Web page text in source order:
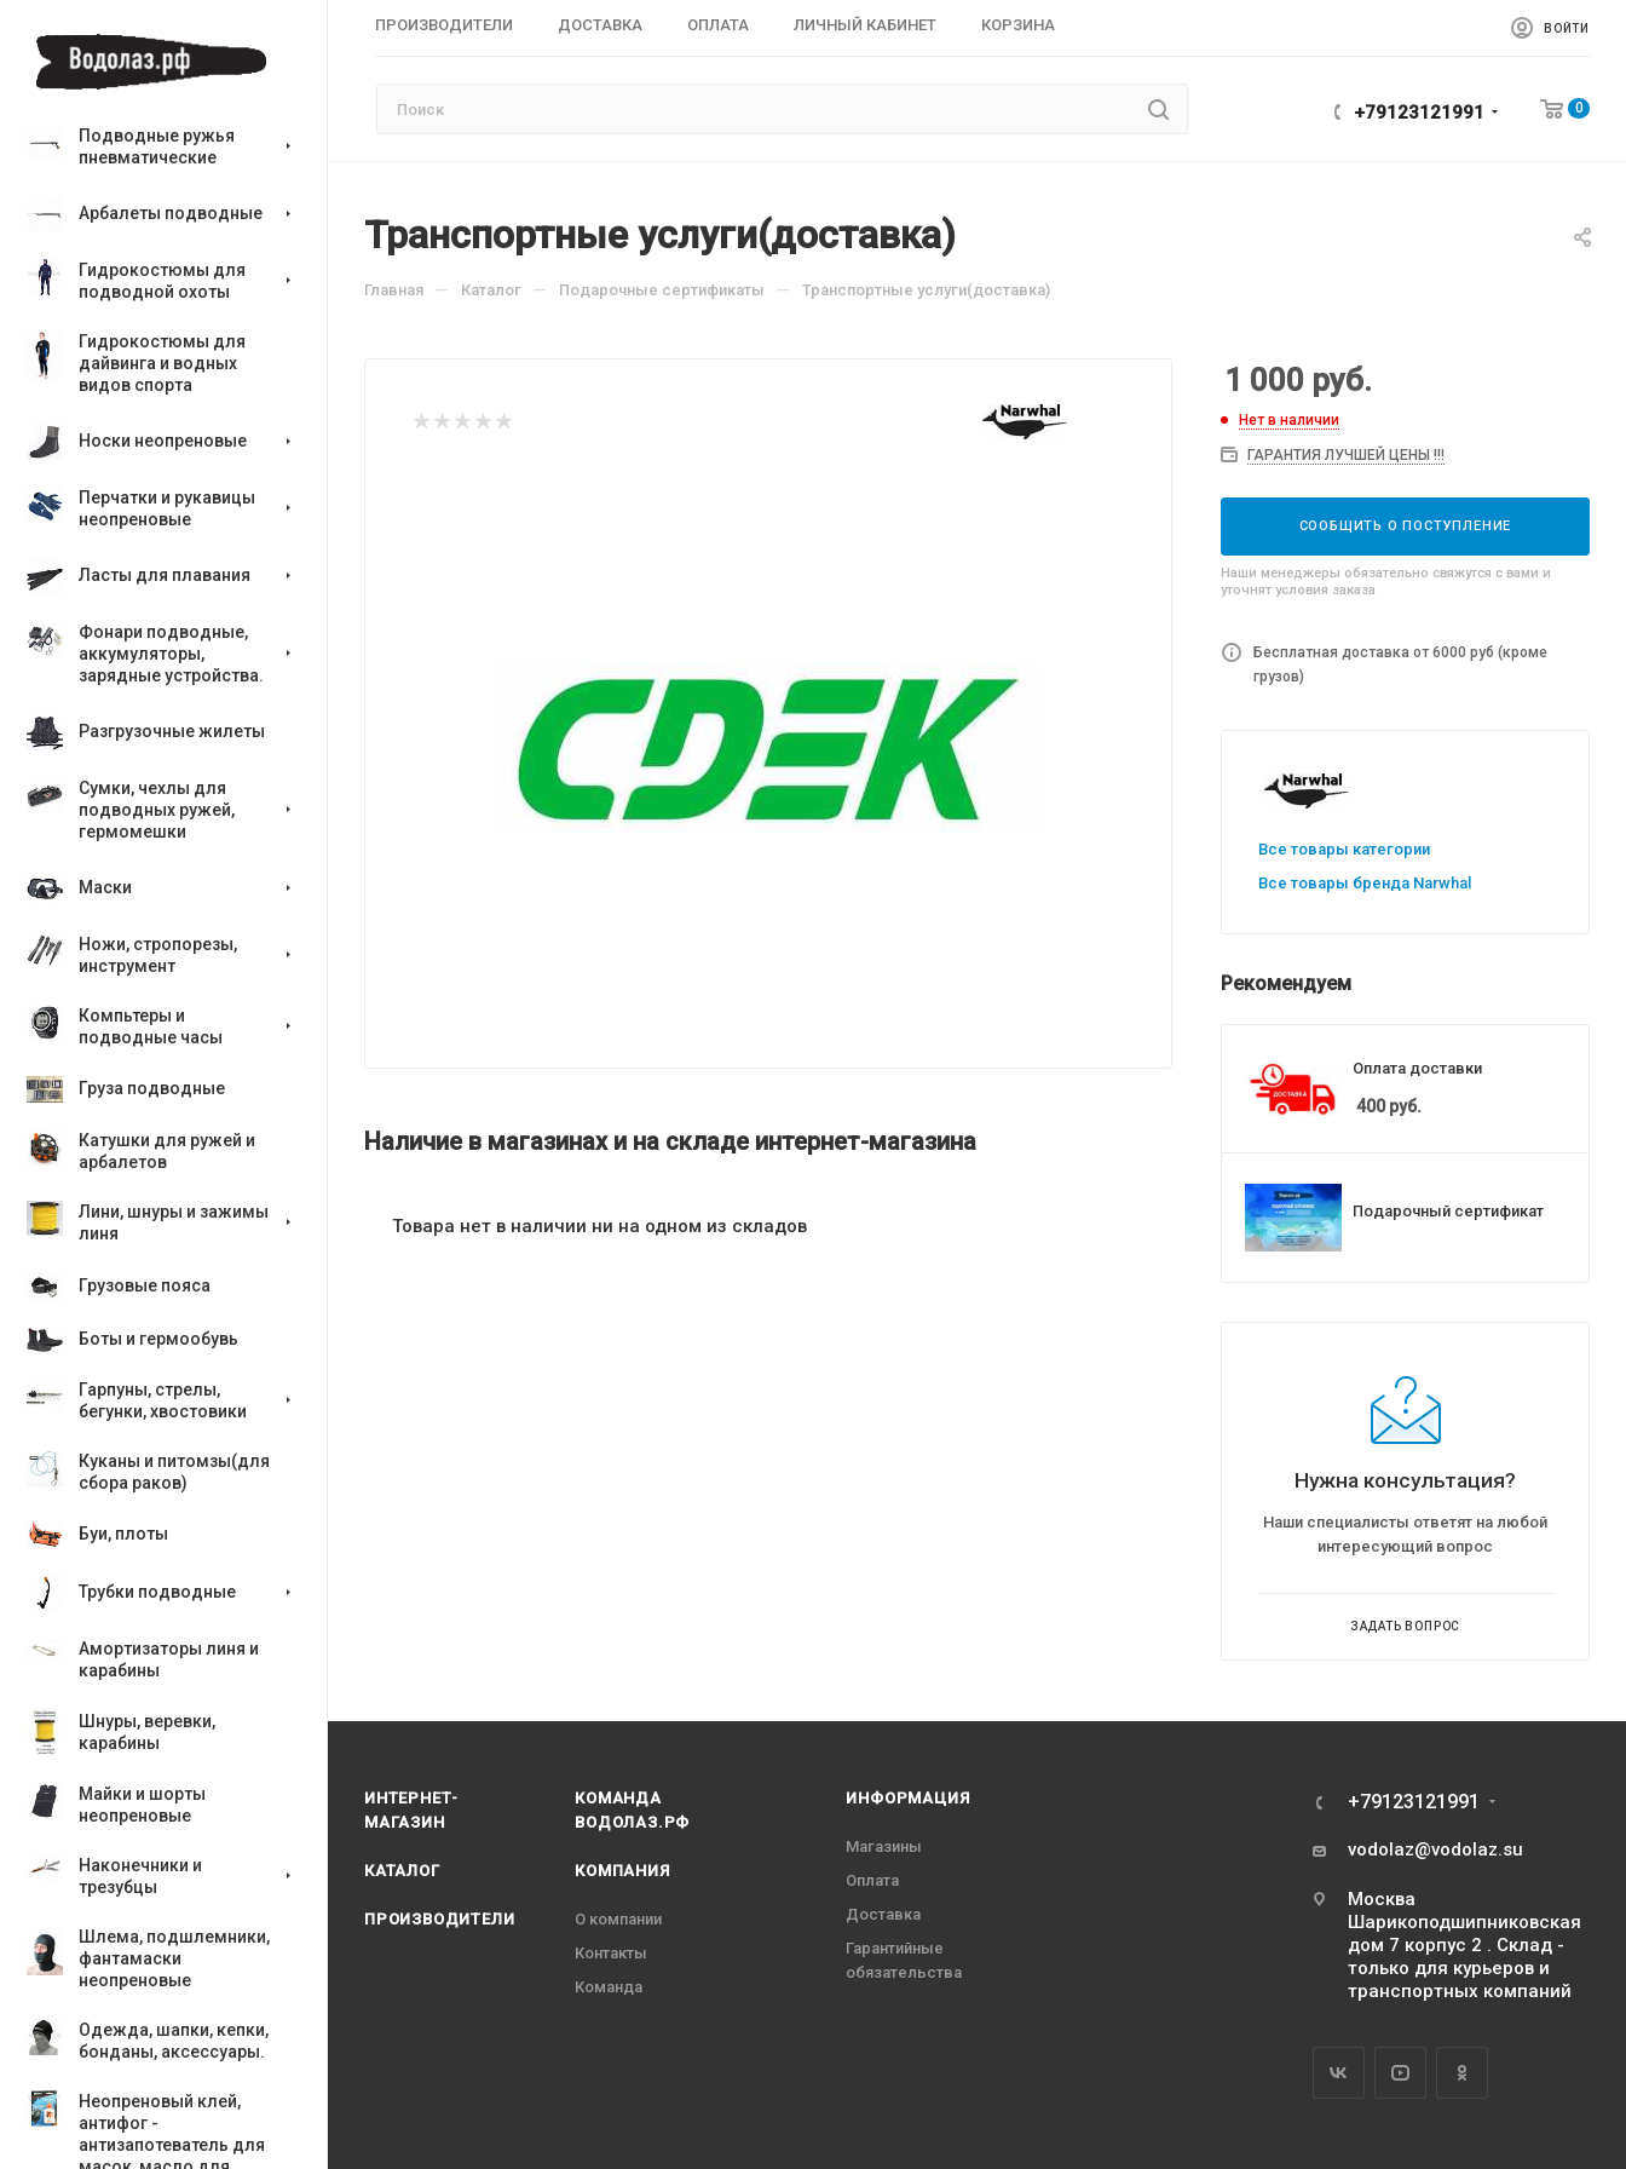
ПРОИЗВОДИТЕЛИ ДОСТАВКА ОПЛАТА ЛИЧНЫЙ КАБИНЕТ КОРЗИНА ВОЙТИ
+79123121991 0
Подводные ружья
пневматические
Арбалеты подводные
Гидрокостюмы для
подводной охоты
Гидрокостюмы для
дайвинга и водных
видов спорта
Носки неопреновые
Перчатки и рукавицы
неопреновые
Ласты для плавания
Фонари подводные,
аккумуляторы,
зарядные устройства.
Разгрузочные жилеты
Сумки, чехлы для
подводных ружей,
гермомешки
Маски
Ножи, стропорезы,
инструмент
Компьтеры и
подводные часы
Груза подводные
Катушки для ружей и
арбалетов
Лини, шнуры и зажимы
линя
Грузовые пояса
Боты и гермообувь
Гарпуны, стрелы,
бегунки, хвостовики
Куканы и питомзы(для
сбора раков)
Буи, плоты
Трубки подводные
Амортизаторы линя и
карабины
Шнуры, веревки,
карабины
Майки и шорты
неопреновые
Наконечники и
трезубцы
Шлема, подшлемники,
фантамаски
неопреновые
Одежда, шапки, кепки,
бонданы, аксесcуары.
Неопреновый клей,
антифог -
антизапотеватель для
Транспортные услуги(доставка)
Главная — Каталог — Подарочные сертификаты — Транспортные услуги(доставка)
Наличие в магазинах и на складе интернет-магазина
Товара нет в наличии ни на одном из складов
1 000 руб.
Нет в наличии
ГАРАНТИЯ ЛУЧШЕЙ ЦЕНЫ !!!
СООБЩИТЬ О ПОСТУПЛЕНИЕ
Наши менеджеры обязательно свяжутся с вами и
уточнят условия заказа
Бесплатная доставка от 6000 руб (кроме
грузов)
Все товары категории
Все товары бренда Narwhal
Рекомендуем
Оплата доставки
400руб.
Подарочный сертификат
Нужна консультация?
Наши специалисты ответят на любой
интересующий вопрос
ЗАДАТЬ ВОПРОС
ИНТЕРНЕТ-
МАГАЗИН
КАТАЛОГ
ПРОИЗВОДИТЕЛИ
КОМАНДА
ВОДОЛАЗ.РФ
КОМПАНИЯ
О компании
Контакты
Команда
ИНФОРМАЦИЯ
Магазины
Оплата
Доставка
Гарантийные
обязательства
+79123121991
vodolaz@vodolaz.su
Москва
Шарикоподшипниковская
дом 7 корпус 2 . Склад -
только для курьеров и
транспортных компаний